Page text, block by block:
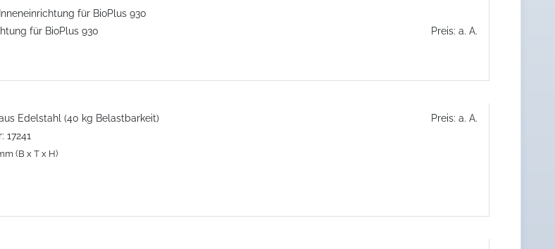
für BioPlus 930
Preis: a. A.
Edelstahl (40 kg Belastbarkeit)
17241
(B x T x H)
Preis: a. A.